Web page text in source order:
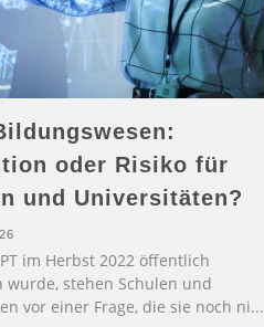
oder Risiko für
und Universitäten?
im Herbst 2022 öffentlich
wurde, stehen Schulen und
vor einer Frage, die sie noch ni...